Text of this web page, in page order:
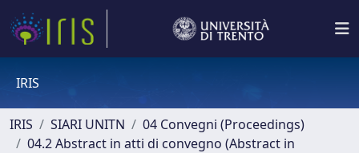
IRIS
IRIS SIARI UNITN
04 Convegni (Proceedings)
04.2 Abstract in atti di convegno (Abstract in